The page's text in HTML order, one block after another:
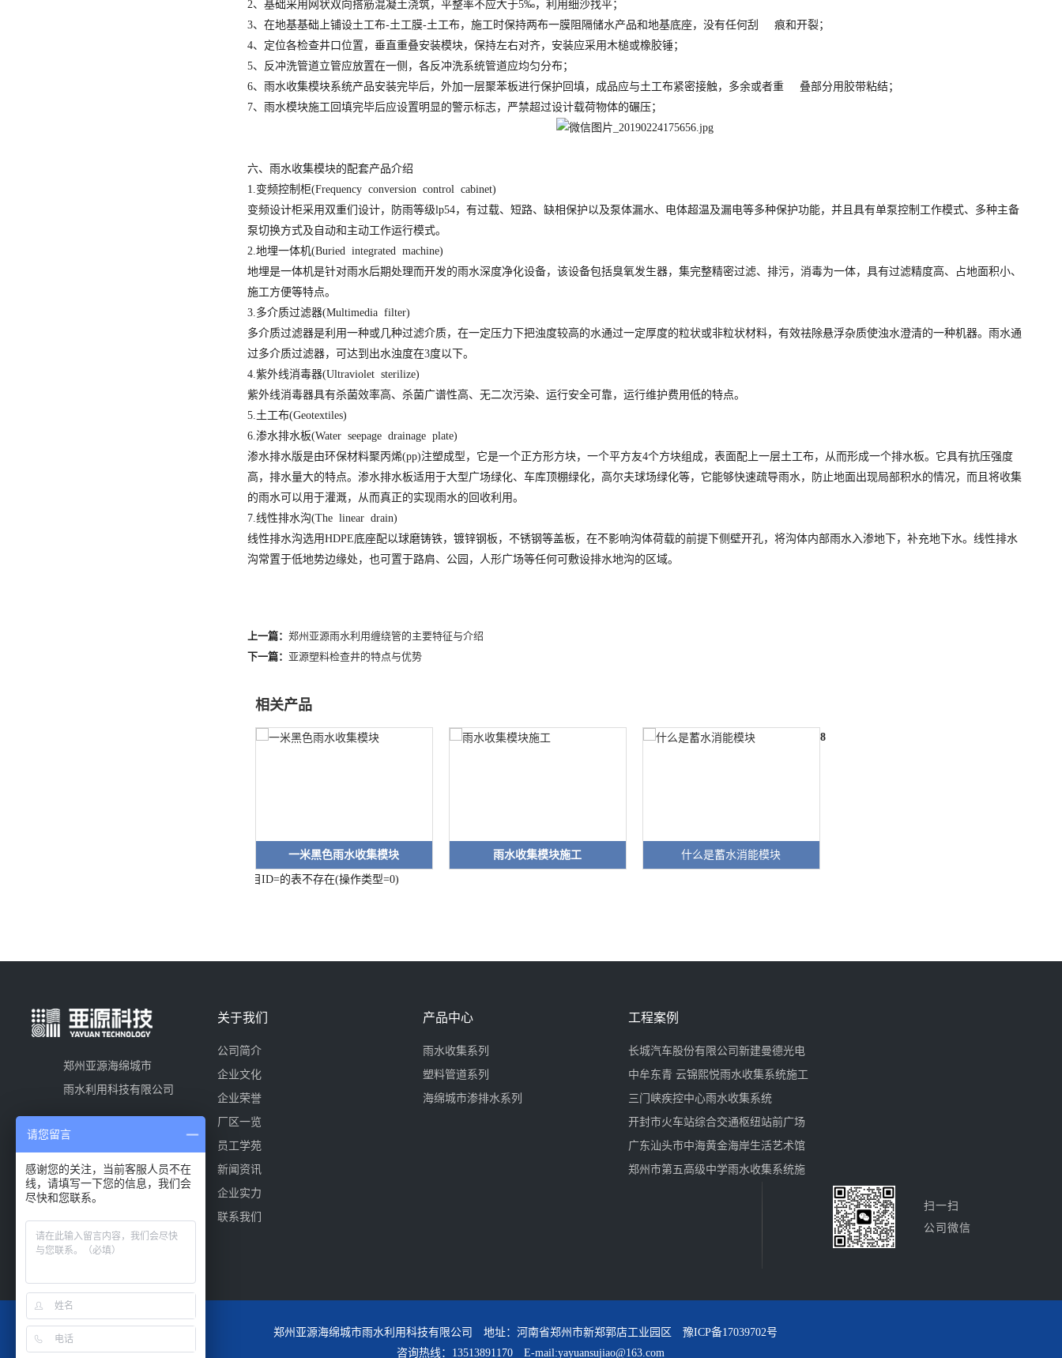
2、基础采用网状双向搭筋混凝土浇筑，平整率不应大于5‰，利用细沙找平；
3、在地基基础上铺设土工布-土工膜-土工布，施工时保持两布一膜阻隔储水产品和地基底座，没有任何刮 痕和开裂；
4、定位各检查井口位置，垂直重叠安装模块，保持左右对齐，安装应采用木槌或橡胶锤；
5、反冲洗管道立管应放置在一侧，各反冲洗系统管道应均匀分布；
6、雨水收集模块系统产品安装完毕后，外加一层聚苯板进行保护回填，成品应与土工布紧密接触，多余或者重 叠部分用胶带粘结；
7、雨水模块施工回填完毕后应设置明显的警示标志，严禁超过设计载荷物体的碾压；
六、雨水收集模块的配套产品介绍
1.变频控制柜(Frequency conversion control cabinet)
变频设计柜采用双重们设计，防雨等级lp54，有过载、短路、缺相保护以及泵体漏水、电体超温及漏电等多种保护功能，并且具有单泵控制工作模式、多种主备
泵切换方式及自动和主动工作运行模式。
2.地埋一体机(Buried integrated machine)
地埋是一体机是针对雨水后期处理而开发的雨水深度净化设备，该设备包括臭氧发生器，集完整精密过滤、排污，消毒为一体，具有过滤精度高、占地面积小、
施工方便等特点。
3.多介质过滤器(Multimedia filter)
多介质过滤器是利用一种或几种过滤介质，在一定压力下把浊度较高的水通过一定厚度的粒状或非粒状材料，有效祛除悬浮杂质使浊水澄清的一种机器。雨水通
过多介质过滤器，可达到出水浊度在3度以下。
4.紫外线消毒器(Ultraviolet sterilize)
紫外线消毒器具有杀菌效率高、杀菌广谱性高、无二次污染、运行安全可靠，运行维护费用低的特点。
5.土工布(Geotextiles)
6.渗水排水板(Water seepage drainage plate)
渗水排水版是由环保材料聚丙烯(pp)注塑成型，它是一个正方形方块，一个平方友4个方块组成，表面配上一层土工布，从而形成一个排水板。它具有抗压强度
高，排水量大的特点。渗水排水板适用于大型广场绿化、车库顶棚绿化，高尔夫球场绿化等，它能够快速疏导雨水，防止地面出现局部积水的情况，而且将收集
的雨水可以用于灌溉，从而真正的实现雨水的回收利用。
7.线性排水沟(The linear drain)
线性排水沟选用HDPE底座配以球磨铸铁，镀锌钢板，不锈钢等盖板，在不影响沟体荷载的前提下侧壁开孔，将沟体内部雨水入渗地下，补充地下水。线性排水
沟常置于低地势边缘处，也可置于路肩、公园，人形广场等任何可敷设排水地沟的区域。
上一篇： 郑州亚源雨水利用缠绕管的主要特征与介绍
下一篇： 亚源塑料检查井的特点与优势
相关产品
一米黑色雨水收集模块 雨水收集模块施工 什么是蓄水消能模块
8
栏目ID=的表不存在(操作类型=0)
郑州亚源海绵城市
雨水利用科技有限公司
关于我们
公司简介
企业文化
企业荣誉
厂区一览
员工学苑
新闻资讯
企业实力
联系我们
产品中心
雨水收集系列
塑料管道系列
海绵城市渗排水系列
工程案例
长城汽车股份有限公司新建曼德光电
中牟东青 云锦熙悦雨水收集系统施工
三门峡疾控中心雨水收集系统
开封市火车站综合交通枢纽站前广场
广东汕头市中海黄金海岸生活艺术馆
郑州市第五高级中学雨水收集系统施
扫一扫
公司微信
郑州亚源海绵城市雨水利用科技有限公司 地址：河南省郑州市新郑郭店工业园区 豫ICP备17039702号
咨询热线：13513891170 E-mail:yayuansujiao@163.com
请您留言
感谢您的关注，当前客服人员不在
线，请填写一下您的信息，我们会
尽快和您联系。